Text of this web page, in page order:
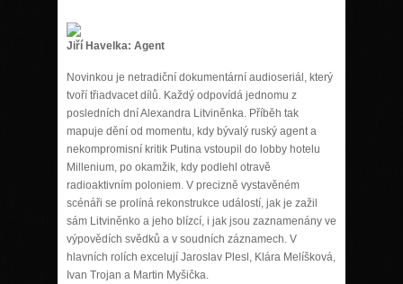
Jiří Havelka: Agent
Novinkou je netradiční dokumentární audioseriál, který
tvoří třiadvacet dílů. Každý odpovídá jednomu z
posledních dní Alexandra Litviněnka. Příběh tak
mapuje dění od momentu, kdy bývalý ruský agent a
nekompromisní kritik Putina vstoupil do lobby hotelu
Millenium, po okamžik, kdy podlehl otravě
radioaktivním poloniem. V precizně vystavěném
scénáři se prolíná rekonstrukce událostí, jak je zažil
sám Litviněnko a jeho blízcí, i jak jsou zaznamenány ve
výpovědích svědků a v soudních záznamech. V
hlavních rolích excelují Jaroslav Plesl, Klára Melíšková,
Ivan Trojan a Martin Myšička.